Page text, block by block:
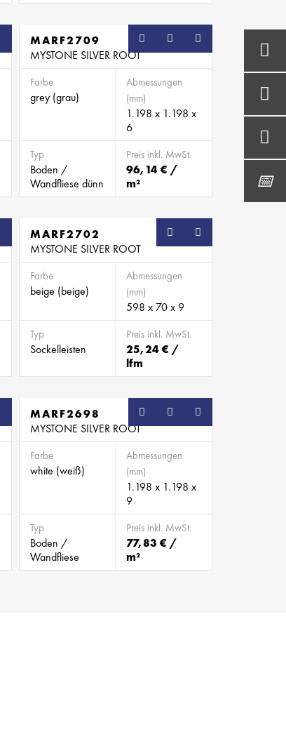
MARF2709
MYSTONE SILVER ROOT
Farbe
grey (grau)
Abmessungen
(mm)
1.198 x 1.198 x
6
Typ
Boden /
Wandfliese dünn
Preis inkl. MwSt.
96,14 € /
m²
MARF2702
MYSTONE SILVER ROOT
Farbe
beige (beige)
Abmessungen
(mm)
598 x 70 x 9
Typ
Sockelleisten
Preis inkl. MwSt.
25,24 € /
lfm
MARF2698
MYSTONE SILVER ROOT
Farbe
white (weiß)
Abmessungen
(mm)
1.198 x 1.198 x
9
Typ
Boden /
Wandfliese
Preis inkl. MwSt.
77,83 € /
m²